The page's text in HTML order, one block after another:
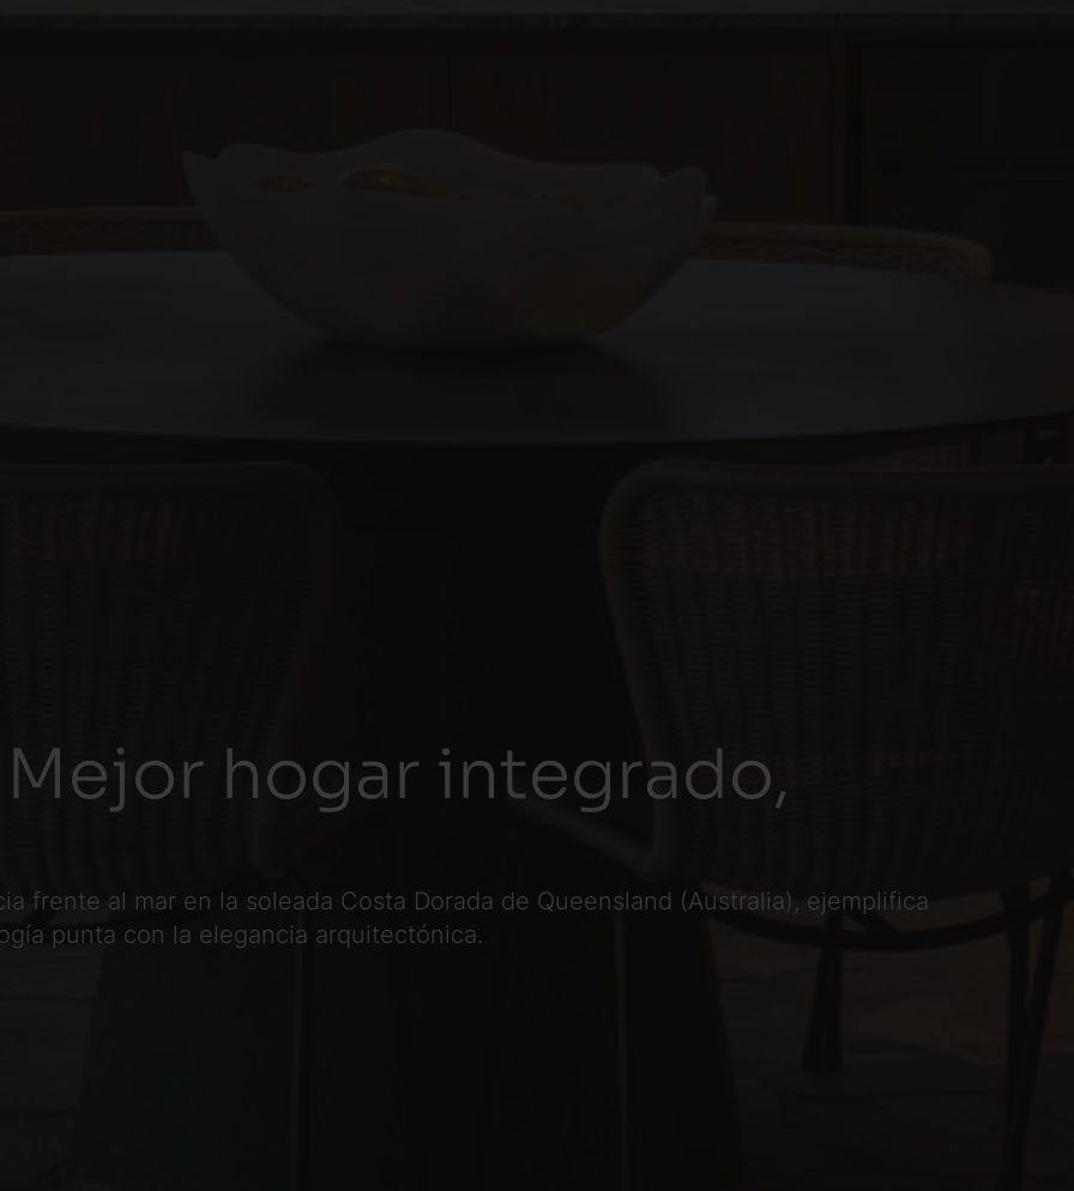
hogar integrado,
frente al mar en la soleada Costa Dorada de Queensland (Australia), ejemplifica
punta con la elegancia arquitectónica.